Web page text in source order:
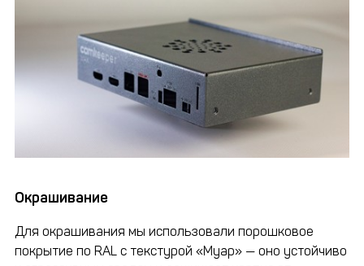
Окрашивание
Для окрашивания мы использовали порошковое
покрытие по RAL с текстурой «Муар» — оно устойчиво